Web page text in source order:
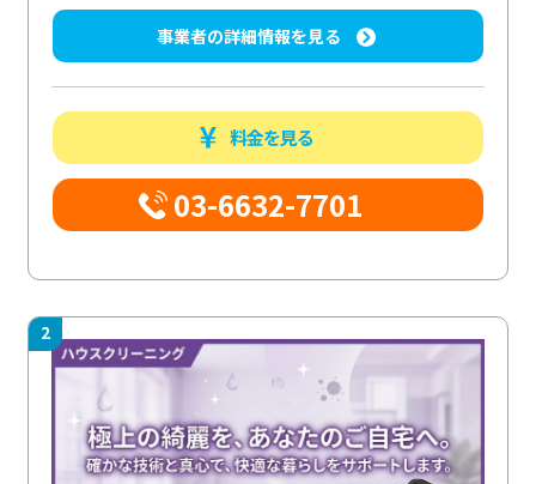
事業者の詳細情報を見る
料金を見る
03-6632-7701
2